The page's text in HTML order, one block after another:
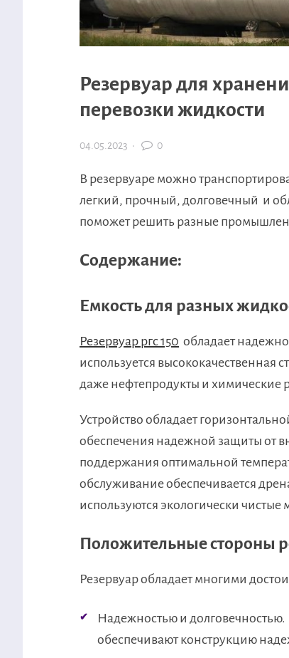
Резервуар для
перевозки жидкости
04.05.2023 · 0
В резервуаре можно
легкий, прочный, долговечный и
поможет решить разные
Содержание:
Емкость для разных
Резервуар ргс 150 обладает
используется высококачественная
даже нефтепродукты и химические
Устройство обладает
обеспечения надежной защиты от
поддержания оптимальной
обслуживание обеспечивается
используются экологически чистые
Положительные стороны
Резервуар обладает многими
Надежностью и долговечностью.
обеспечивают конструкцию